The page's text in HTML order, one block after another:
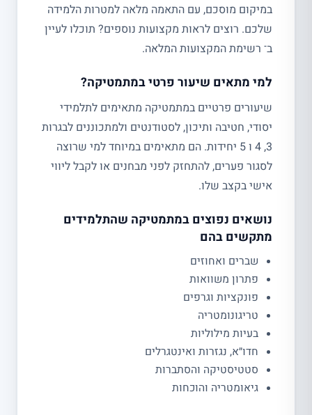
במיקום מוסכם, עם התאמה מלאה למטרות הלמידה
שלכם. רוצים לראות מקצועות נוספים? תוכלו לעיין
ב־ רשימת המקצועות המלאה.
למי מתאים שיעור פרטי במתמטיקה?
שיעורים פרטיים במתמטיקה מתאימים לתלמידי
יסודי, חטיבה ותיכון, לסטודנטים ולמתכוננים לבגרות
3, 4 ו 5 יחידות. הם מתאימים במיוחד למי שרוצה
לסגור פערים, להתחזק לפני מבחנים או לקבל ליווי
אישי בקצב שלו.
נושאים נפוצים במתמטיקה שהתלמידים
מתקשים בהם
שברים ואחוזים
פתרון משוואות
פונקציות וגרפים
טריגונומטריה
בעיות מילוליות
חדו״א, נגזרות ואינטגרלים
סטטיסטיקה והסתברות
גיאומטריה והוכחות